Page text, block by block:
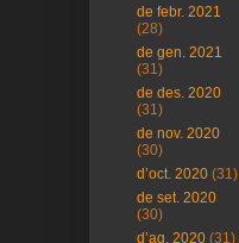
de febr. 2021
(28)
de gen. 2021
(31)
de des. 2020
(31)
de nov. 2020
(30)
d’oct. 2020 (31)
de set. 2020
(30)
d’ag. 2020 (31)